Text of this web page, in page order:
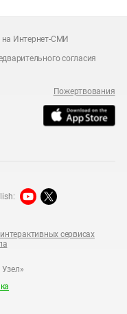
Интернет-СМИ
согласия
Пожертвования
сервисах